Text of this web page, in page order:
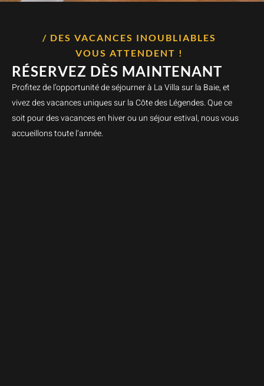
/ DES VACANCES INOUBLIABLES
VOUS ATTENDENT !
RÉSERVEZ DÈS MAINTENANT
Profitez de l’opportunité de séjourner à La Villa sur la Baie, et
vivez des vacances uniques sur la Côte des Légendes. Que ce
soit pour des vacances en hiver ou un séjour estival, nous vous
accueillons toute l’année.